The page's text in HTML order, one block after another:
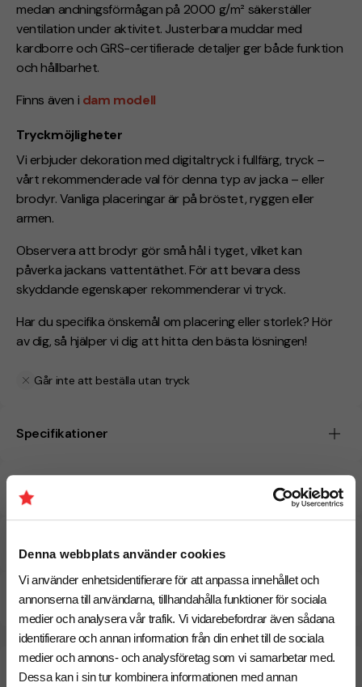
Denna webbplats använder cookies
Vi använder enhetsidentifierare för att anpassa innehållet och
annonserna till användarna, tillhandahålla funktioner för sociala
medier och analysera vår trafik. Vi vidarebefordrar även sådana
identifierare och annan information från din enhet till de sociala
medier och annons- och analysföretag som vi samarbetar med.
Dessa kan i sin tur kombinera informationen med annan
medan andningsförmågan på 2000 g/m² säkerställer
ventilation under aktivitet. Justerbara muddar med
kardborre och GRS-certifierade detaljer ger både funktion
och hållbarhet.
Finns även i dam modell
Tryckmöjligheter
Vi erbjuder dekoration med digitaltryck i fullfärg, tryck –
vårt rekommenderade val för denna typ av jacka – eller
brodyr. Vanliga placeringar är på bröstet, ryggen eller
armen.
Observera att brodyr gör små hål i tyget, vilket kan
påverka jackans vattentäthet. För att bevara dess
skyddande egenskaper rekommenderar vi tryck.
Har du specifika önskemål om placering eller storlek? Hör
av dig, så hjälper vi dig att hitta den bästa lösningen!
Går inte att beställa utan tryck
Specifikationer
Tryckmetoder
CO₂e -avtryck
17 Augusti Beräknad leveranstid: 6 arbetsdagar
Snabbare leverans? Kontakta oss.